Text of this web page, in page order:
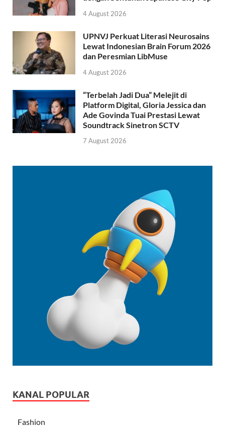
4 August 2026
UPNVJ Perkuat Literasi Neurosains
Lewat Indonesian Brain Forum 2026
dan Peresmian LibMuse
4 August 2026
“Terbelah Jadi Dua” Melejit di
Platform Digital, Gloria Jessica dan
Ade Govinda Tuai Prestasi Lewat
Soundtrack Sinetron SCTV
7 August 2026
KANAL POPULAR
Fashion